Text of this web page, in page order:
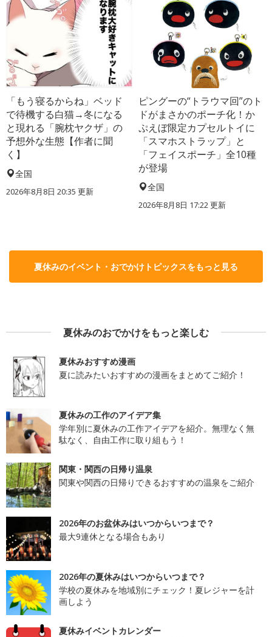
「もう寝るからね」ベッド
で待機する白猫→冬になる
と現れる「腕枕ヤクザ」の
予想外な生態【作者に聞
く】
全国
2026年8月8日 20:35 更新
ピングーの“トラウマ回”のト
ドがまさかのポーチ化！か
ぷえぼ限定カプセルトイに
「スマホストラップ」と
「フェイスポーチ」全10種
が登場
全国
2026年8月8日 17:22更新
夏休みのイベント・おでかけトピックスをもっと見る
夏休みのおでかけをもっと楽しむ
夏休みおすすめ漫画
夏に読みたいおすすめの漫画をまとめてご紹介！
夏休みの工作のアイデア集
学年別に夏休みの工作アイデアを紹介。無理なく無
駄なく、自由工作に取り組もう！
関東・関西の日帰り温泉
関東や関西の日帰りできるおすすめの温泉をご紹介
2026年のお盆休みはいつからいつまで？
最大9連休となる場合もあり
2026年の夏休みはいつからいつまで？
学校の夏休みを地域別にチェック！夏レジャーを計
画しよう
夏休みイベントカレンダー